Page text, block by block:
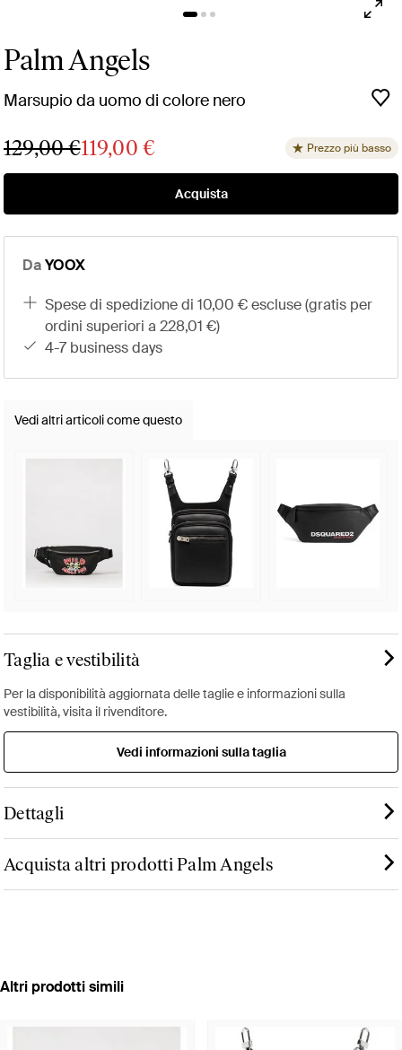
Palm Angels
Marsupio da uomo di colore nero
129,00 €119,00 € Prezzo più basso
Acquista
DaYOOX
spese di spedizione di 10,00 € escluse (gratis per
ordini superiori a 228,01 €)
4-7 business days
Vedi altri articoli come questo
Taglia e vestibilità
Per la disponibilità aggiornata delle taglie e informazioni sulla
vestibilità, visita il rivenditore.
Vedi informazioni sulla taglia
Dettagli
Acquista altri prodotti Palm Angels
Altri prodotti simili